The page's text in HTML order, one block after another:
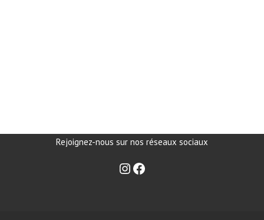
Rejoignez-nous sur nos réseaux sociaux